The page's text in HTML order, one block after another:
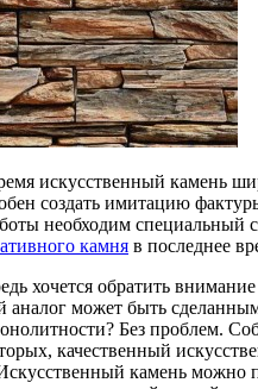
искусственный камень
создать имитацию
необходим специальный
камня в последнее
хочется обратить
аналог может быть
Без проблем.
качественный
камень можно